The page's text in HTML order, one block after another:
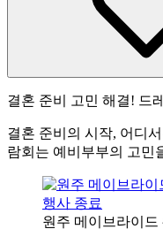
결혼 준비 고민 해결! 드
결혼 준비의 시작, 어디
람회는 예비부부의 고민
행사 종료
원주 메이브라이드